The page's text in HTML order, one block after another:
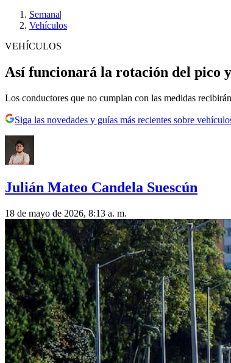
Semana|
Vehículos
VEHÍCULOS
Así funcionará la rotación del pico
Los conductores que no cumplan con las medidas
Siga las novedades y guías más recientes sobre
Julián Mateo Candela Suescún
18 de mayo de 2026, 8:13 a. m.